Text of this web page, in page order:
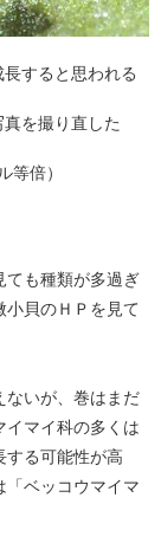
すると思われる
を撮り直した
等倍）
も種類が多過ぎ
小貝のＨＰを見て
いが、巻はまだ
イマイ科の多くは
する可能性が高
「ベッコウマイマ